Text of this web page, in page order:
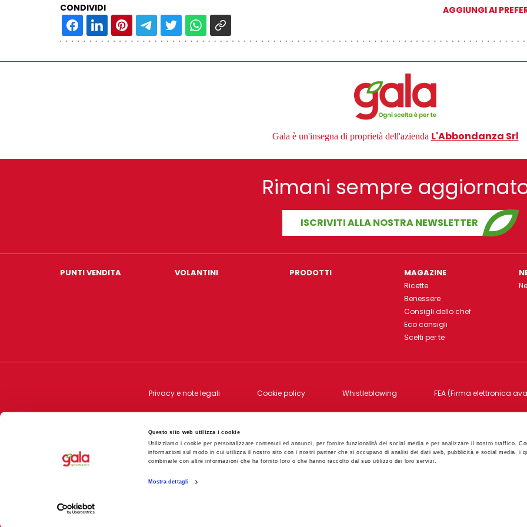
Questo sito web utilizza i cookie
Utilizziamo i cookie per personalizzare contenuti ed annunci, per fornire funzionalità dei social media e per analizzare il nostro traffico.
informazioni sul modo in cui utilizza il nostro sito con i nostri partner che si occupano di analisi dei dati web, pubblicità e social media, i
combinarle con altre informazioni che ha fornito loro o che hanno raccolto dal suo utilizzo dei loro servizi.
Mostra dettagli
CONDIVIDI AGGIUNGI AI
Gala è un'insegna di proprietà dell'azienda L'Abbondanza Srl
Rimani sempre
ISCRIVITI ALLA NOSTRA NEWSLETTER
PUNTI VENDITA VOLANTINI PRODOTTI MAGAZINE
Ricette
Benessere
Consigli dello chef
Eco consigli
Scelti per te
Privacy e note legali Cookie policy Whistleblowing FEA (Firma elettronica
L'ABBONDANZASrl Via Rodolfo Morandi, 16bis 06012 Città di Castello - PG - Cod.Fisc., P.IVA e Reg. Imp. di